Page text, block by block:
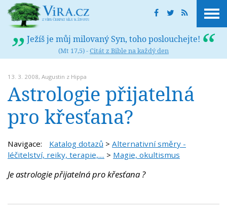
Ježíš je můj milovaný Syn, toho poslouchejte!
(Mt 17,5) -Citát z Bible na každý den
13. 3. 2008, Augustin z Hippa
Astrologie přijatelná
pro křesťana?
Navigace: Katalog dotazů > Alternativní směry -
léčitelství, reiky, terapie,.... > Magie, okultismus
Je astrologie přijatelná pro křesťana ?